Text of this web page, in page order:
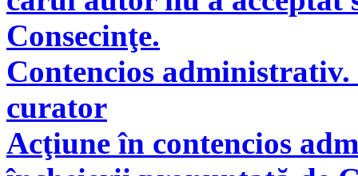
Consecinţe.
Contencios
curator
Acţiune în contencios